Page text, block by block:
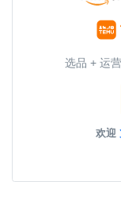
选品 + 运
欢迎